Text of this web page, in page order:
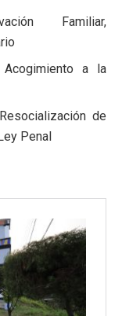
Familiar,
a la
de
Penal